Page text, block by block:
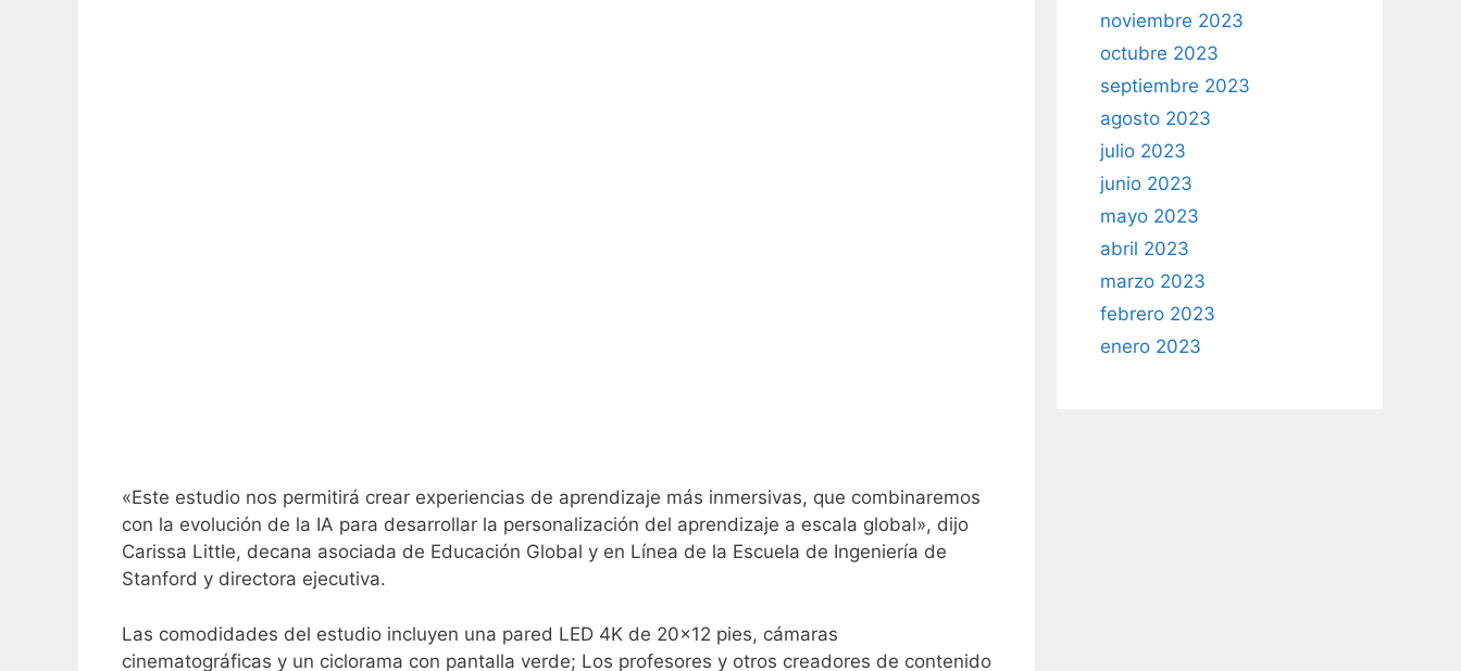
«Este estudio nos permitirá crear experiencias de aprendizaje más inmersivas, que combinaremos
con la evolución de la IA para desarrollar la personalización del aprendizaje a escala global», dijo
Carissa Little, decana asociada de Educación Global y en Línea de la Escuela de Ingeniería de
Stanford y directora ejecutiva.
Las comodidades del estudio incluyen una pared LED 4K de 20×12 pies, cámaras
cinematográficas y un ciclorama con pantalla verde; Los profesores y otros creadores de contenido
noviembre 2023
octubre 2023
septiembre 2023
agosto 2023
julio 2023
junio 2023
mayo 2023
abril 2023
marzo 2023
febrero 2023
enero 2023